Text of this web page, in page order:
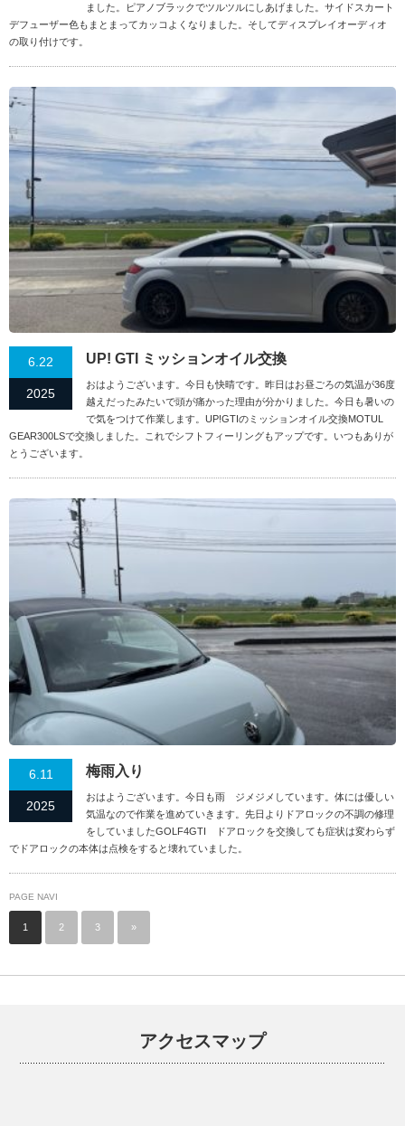
ました。ピアノブラックでツルツルにしあげました。サイドスカート
デフューザー色もまとまってカッコよくなりました。そしてディスプレイオーディオ
の取り付けです。
6.22
2025
UP! GTI ミッションオイル交換
おはようございます。今日も快晴です。昨日はお昼ごろの気温が36度
越えだったみたいで頭が痛かった理由が分かりました。今日も暑いの
で気をつけて作業します。UP!GTIのミッションオイル交換MOTUL
GEAR300LSで交換しました。これでシフトフィーリングもアップです。いつもありが
とうございます。
6.11
2025
梅雨入り
おはようございます。今日も雨 ジメジメしています。体には優しい
気温なので作業を進めていきます。先日よりドアロックの不調の修理
をしていましたGOLF4GTI ドアロックを交換しても症状は変わらず
でドアロックの本体は点検をすると壊れていました。
PAGE NAVI
1 2 3 »
アクセスマップ